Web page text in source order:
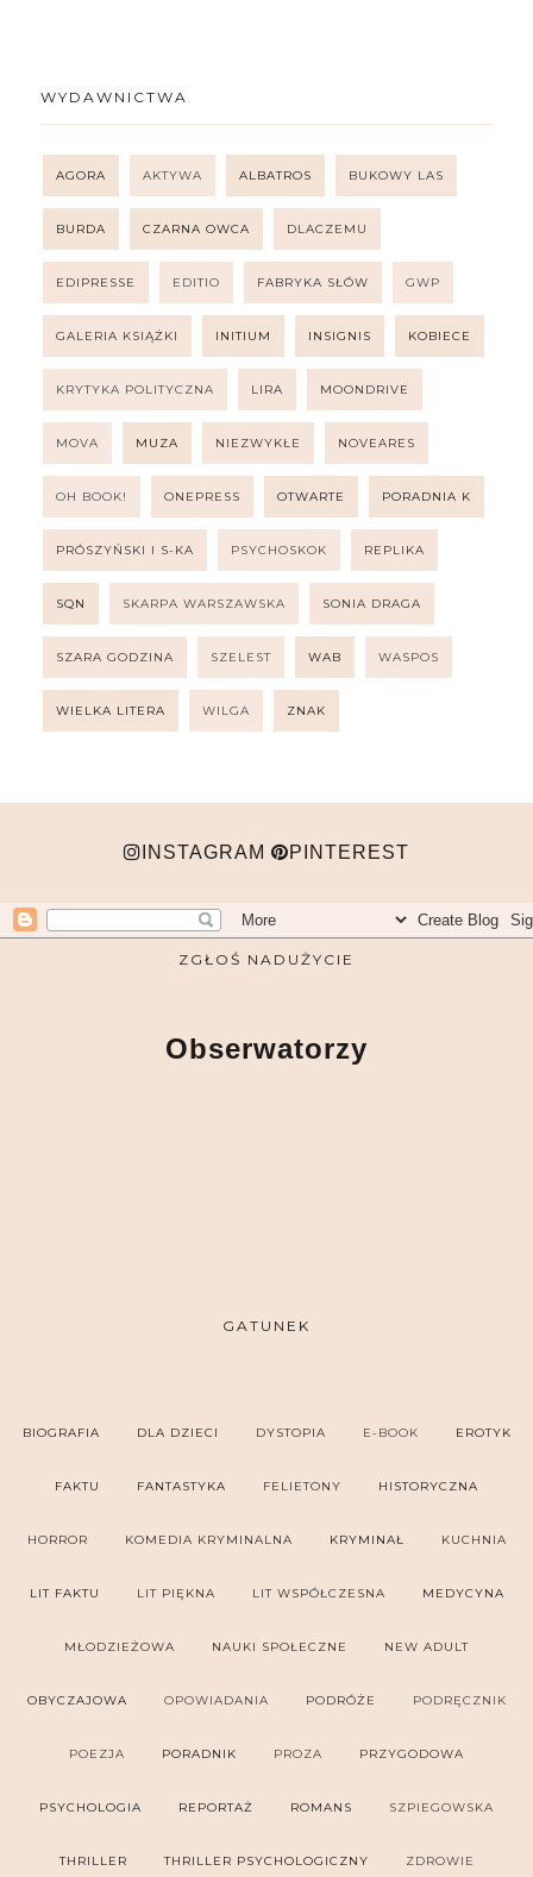
WYDAWNICTWA
AGORA AKTYWA ALBATROS BUKOWY LAS
BURDA CZARNA OWCA DLACZEMU
EDIPRESSE EDITIO FABRYKA SŁÓW GWP
GALERIA KSIĄŻKI INITIUM INSIGNIS KOBIECE
KRYTYKA POLITYCZNA LIRA MOONDRIVE
MOVA MUZA NIEZWYKŁE NOVEARES
OH BOOK! ONEPRESS OTWARTE PORADNIA K
PRÓSZYŃSKI I S-KA PSYCHOSKOK REPLIKA
SQN SKARPA WARSZAWSKA SONIA DRAGA
SZARA GODZINA SZELEST WAB WASPOS
WIELKA LITERA WILGA ZNAK
INSTAGRAM PINTEREST
ZGŁOŚ NADUŻYCIE
Obserwatorzy
GATUNEK
BIOGRAFIA DLA DZIECI DYSTOPIA E-BOOK EROTYK
FAKTU FANTASTYKA FELIETONY HISTORYCZNA
HORROR KOMEDIA KRYMINALNA KRYMINAŁ KUCHNIA
LIT FAKTU LIT PIĘKNA LIT WSPÓŁCZESNA MEDYCYNA
MŁODZIEŻOWA NAUKI SPOŁECZNE NEW ADULT
OBYCZAJOWA OPOWIADANIA PODRÓŻE PODRĘCZNIK
POEZJA PORADNIK PROZA PRZYGODOWA
PSYCHOLOGIA REPORTAŻ ROMANS SZPIEGOWSKA
THRILLER THRILLER PSYCHOLOGICZNY ZDROWIE